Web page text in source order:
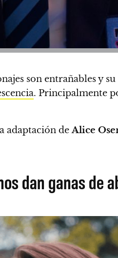
son entrañables y
. Principalmente
adaptación deAlice
dan ganas de